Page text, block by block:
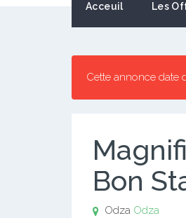
Acceuil Les
Cette annonce date
Bon
Odza Odza